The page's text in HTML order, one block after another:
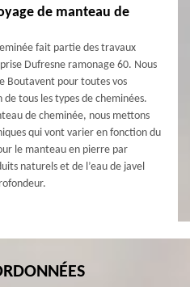
de manteau de
fait partie des travaux
Dufresne ramonage 60. Nous
Boutavent pour toutes vos
tous les types de cheminées.
de cheminée, nous mettons
qui vont varier en fonction du
le manteau en pierre par
naturels et de l’eau de javel